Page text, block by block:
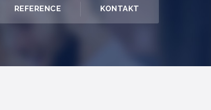
REFERENCE KONTAKT